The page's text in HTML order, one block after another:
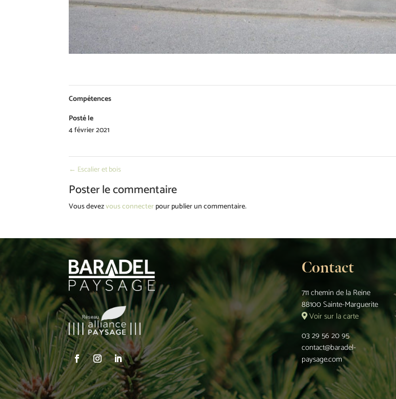
Compétences
Posté le
4 février 2021
← Escalier et bois
Poster le commentaire
Vous devezvous connecterpour publier un commentaire.
Contact
711 chemin de la Reine
88100 Sainte-Marguerite
Voir sur la carte
03 29 56 20 95
contact@baradel-
paysage.com